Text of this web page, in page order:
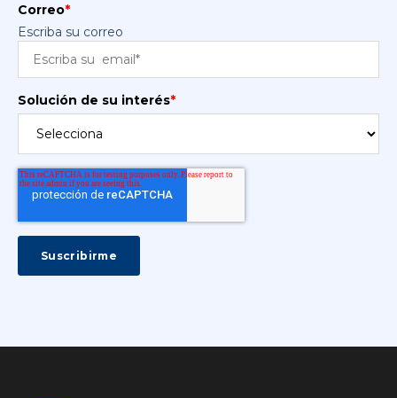
Correo*
Escriba su correo
Solución de su interés*